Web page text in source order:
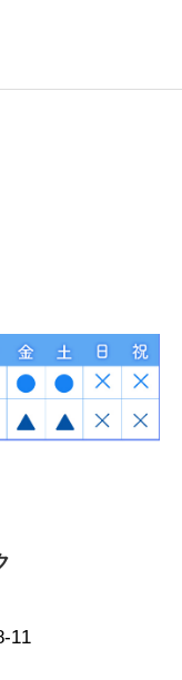
11